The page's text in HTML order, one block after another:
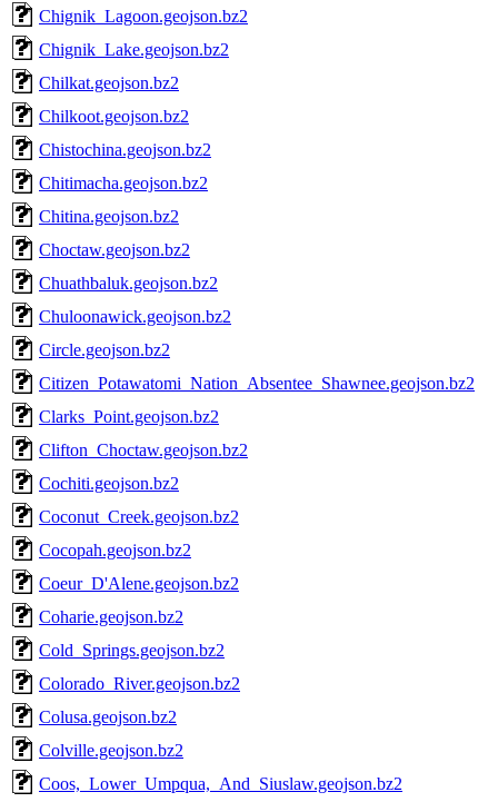
Chignik_Lagoon.geojson.bz2
Chignik_Lake.geojson.bz2
Chilkat.geojson.bz2
Chilkoot.geojson.bz2
Chistochina.geojson.bz2
Chitimacha.geojson.bz2
Chitina.geojson.bz2
Choctaw.geojson.bz2
Chuathbaluk.geojson.bz2
Chuloonawick.geojson.bz2
Circle.geojson.bz2
Citizen_Potawatomi_Nation_Absentee_Shawnee.geojson.bz2
Clarks_Point.geojson.bz2
Clifton_Choctaw.geojson.bz2
Cochiti.geojson.bz2
Coconut_Creek.geojson.bz2
Cocopah.geojson.bz2
Coeur_D'Alene.geojson.bz2
Coharie.geojson.bz2
Cold_Springs.geojson.bz2
Colorado_River.geojson.bz2
Colusa.geojson.bz2
Colville.geojson.bz2
Coos,_Lower_Umpqua,_And_Siuslaw.geojson.bz2